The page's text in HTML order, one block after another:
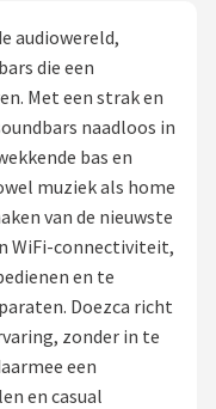
audiowereld,
die een
Met een strak en
naadloos in
bas en
muziek als home
van de nieuwste
WiFi-connectiviteit,
en te
Doezca richt
zonder in te
een
en casual